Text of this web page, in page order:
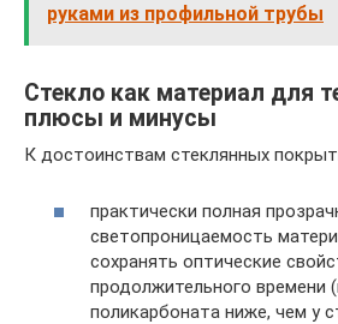
руками из профильной трубы
Стекло как материал для
плюсы и минусы
К достоинствам стеклянных
практически полная
светопроницаемость
сохранять оптические
продолжительного времени
поликарбоната ниже, чем у